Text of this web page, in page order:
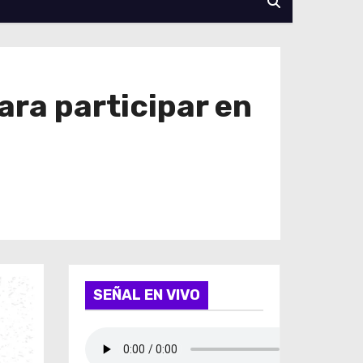
participar en
SEÑAL EN VIVO